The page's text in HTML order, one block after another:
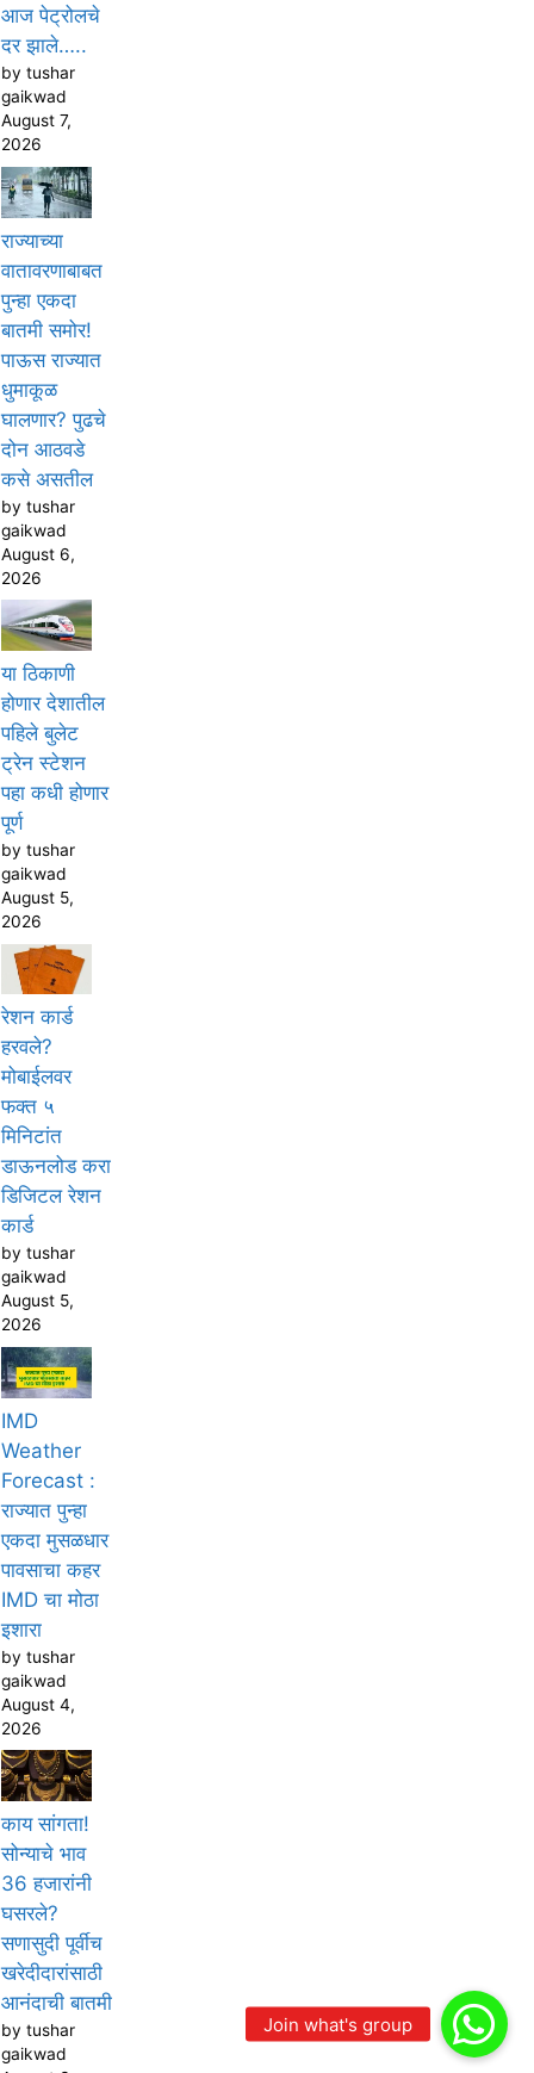
आज पेट्रोलचे
दर झाले…..
by tushar
gaikwad
August 7,
2026
राज्याच्या
वातावरणाबाबत
पुन्हा एकदा
बातमी समोर!
पाऊस राज्यात
धुमाकूळ
घालणार? पुढचे
दोन आठवडे
कसे असतील
by tushar
gaikwad
August 6,
2026
या ठिकाणी
होणार देशातील
पहिले बुलेट
ट्रेन स्टेशन
पहा कधी होणार
पूर्ण
by tushar
gaikwad
August 5,
2026
रेशन कार्ड
हरवले?
मोबाईलवर
फक्त ५
मिनिटांत
डाऊनलोड करा
डिजिटल रेशन
कार्ड
by tushar
gaikwad
August 5,
2026
IMD
Weather
Forecast :
राज्यात पुन्हा
एकदा मुसळधार
पावसाचा कहर
IMD चा मोठा
इशारा
by tushar
gaikwad
August 4,
2026
काय सांगता!
सोन्याचे भाव
36 हजारांनी
घसरले?
सणासुदी पूर्वीच
खरेदीदारांसाठी
आनंदाची बातमी
by tushar
gaikwad